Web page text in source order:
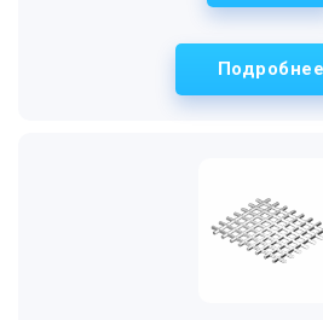
Подробнее